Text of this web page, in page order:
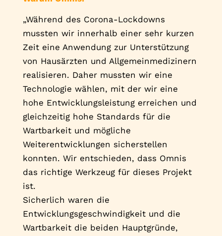
„Während des Corona-Lockdowns
mussten wir innerhalb einer sehr kurzen
Zeit eine Anwendung zur Unterstützung
von Hausärzten und Allgemeinmedizinern
realisieren. Daher mussten wir eine
Technologie wählen, mit der wir eine
hohe Entwicklungsleistung erreichen und
gleichzeitig hohe Standards für die
Wartbarkeit und mögliche
Weiterentwicklungen sicherstellen
konnten. Wir entschieden, dass Omnis
das richtige Werkzeug für dieses Projekt
ist.
Sicherlich waren die
Entwicklungsgeschwindigkeit und die
Wartbarkeit die beiden Hauptgründe,